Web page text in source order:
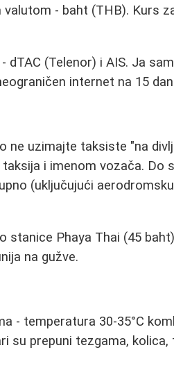
- baht (THB). Kurs
dTAC (Telenor) i AIS. Ja
internet na 15
ne uzimajte taksiste "na
i imenom vozača. Do
(uključujući
stanice Phaya Thai (45
na gužve.
- temperatura 30-35°C
su prepuni tezgama,